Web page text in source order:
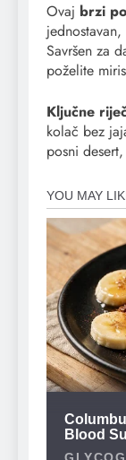
Ovaj brzi
Savršen za
poželite
Ključne
kolač bez
posni